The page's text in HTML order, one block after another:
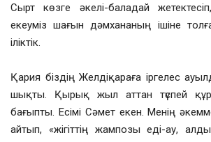
Сырт көзге әкелі-баладай
екеуміз шағын дәмхананың ішіне
іліктік.
Қария біздің Желдіқараға іргелес
шықты. Қырық жыл аттан түспей
бағыпты. Есімі Сәмет екен. Менің
айтып, «жігіттің жампозы еді-ау,